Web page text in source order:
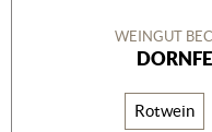
WEINGUT
Rotwein